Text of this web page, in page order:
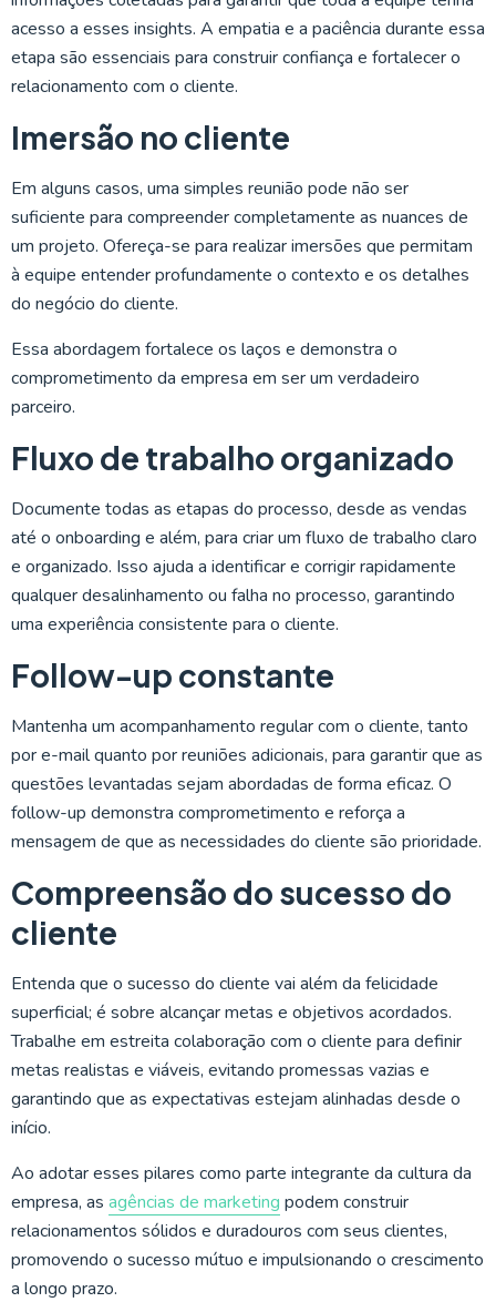
acesso a esses insights. A empatia e a paciência durante essa
etapa são essenciais para construir confiança e fortalecer o
relacionamento com o cliente.
Imersão no cliente
Em alguns casos, uma simples reunião pode não ser
suficiente para compreender completamente as nuances de
um projeto. Ofereça-se para realizar imersões que permitam
à equipe entender profundamente o contexto e os detalhes
do negócio do cliente.
Essa abordagem fortalece os laços e demonstra o
comprometimento da empresa em ser um verdadeiro
parceiro.
Fluxo de trabalho organizado
Documente todas as etapas do processo, desde as vendas
até o onboarding e além, para criar um fluxo de trabalho claro
e organizado. Isso ajuda a identificar e corrigir rapidamente
qualquer desalinhamento ou falha no processo, garantindo
uma experiência consistente para o cliente.
Follow-up constante
Mantenha um acompanhamento regular com o cliente, tanto
por e-mail quanto por reuniões adicionais, para garantir que as
questões levantadas sejam abordadas de forma eficaz. O
follow-up demonstra comprometimento e reforça a
mensagem de que as necessidades do cliente são prioridade.
Compreensão do sucesso do
cliente
Entenda que o sucesso do cliente vai além da felicidade
superficial; é sobre alcançar metas e objetivos acordados.
Trabalhe em estreita colaboração com o cliente para definir
metas realistas e viáveis, evitando promessas vazias e
garantindo que as expectativas estejam alinhadas desde o
início.
Ao adotar esses pilares como parte integrante da cultura da
empresa, as agências de marketing podem construir
relacionamentos sólidos e duradouros com seus clientes,
promovendo o sucesso mútuo e impulsionando o crescimento
a longo prazo.